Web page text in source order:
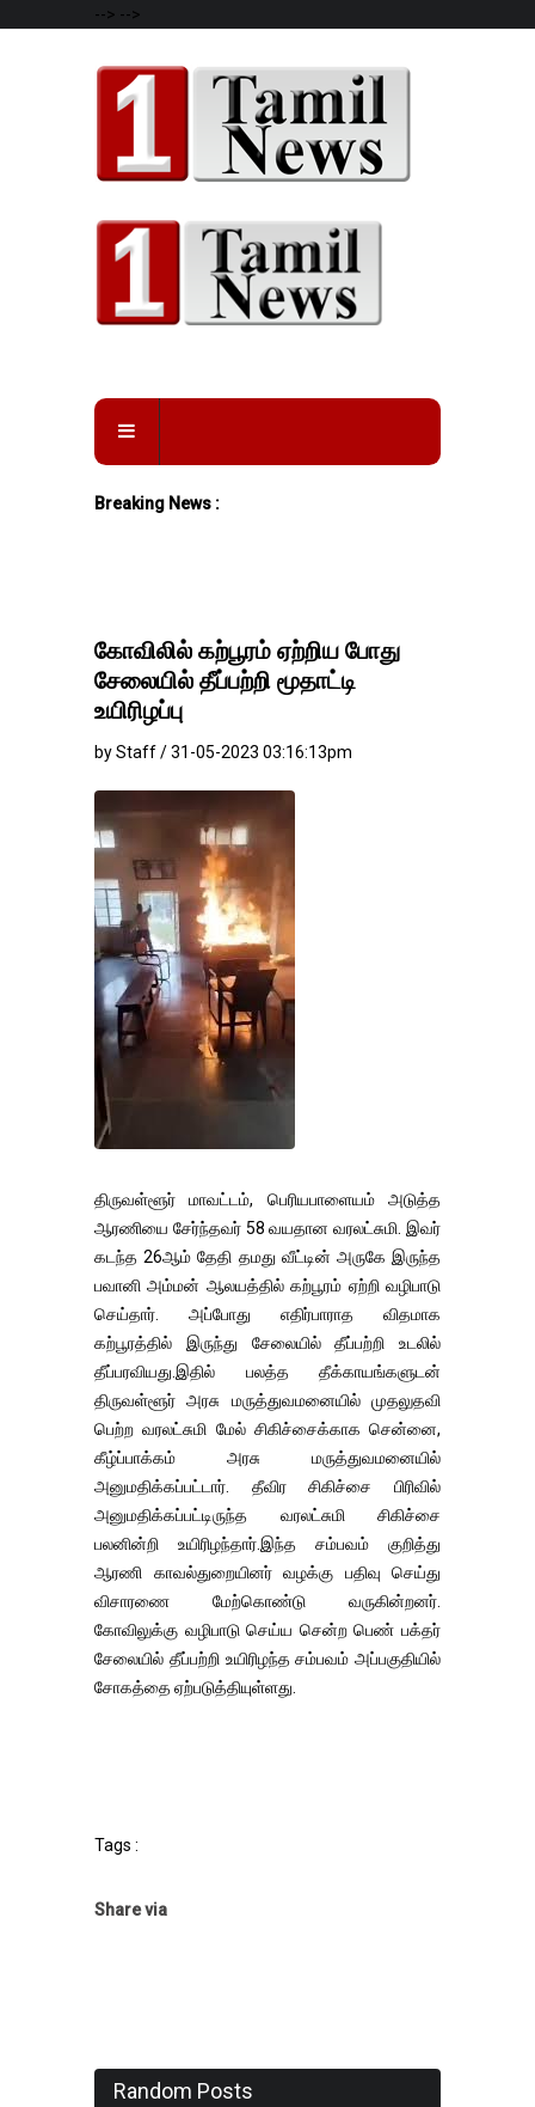
--> -->
Breaking News :
கோவிலில் கற்பூரம் ஏற்றிய போது
சேலையில் தீப்பற்றி மூதாட்டி
உயிரிழப்பு
by Staff / 31-05-2023 03:16:13pm
திருவள்ளூர் மாவட்டம், பெரியபாளையம் அடுத்த
ஆரணியை சேர்ந்தவர் 58 வயதான வரலட்சுமி. இவர்
கடந்த 26ஆம் தேதி தமது வீட்டின் அருகே இருந்த
பவானி அம்மன் ஆலயத்தில் கற்பூரம் ஏற்றி வழிபாடு
செய்தார். அப்போது எதிர்பாராத விதமாக
கற்பூரத்தில் இருந்து சேலையில் தீப்பற்றி உடலில்
தீப்பரவியது.இதில் பலத்த தீக்காயங்களுடன்
திருவள்ளூர் அரசு மருத்துவமனையில் முதலுதவி
பெற்ற வரலட்சுமி மேல் சிகிச்சைக்காக சென்னை,
கீழ்ப்பாக்கம் அரசு மருத்துவமனையில்
அனுமதிக்கப்பட்டார். தீவிர சிகிச்சை பிரிவில்
அனுமதிக்கப்பட்டிருந்த வரலட்சுமி சிகிச்சை
பலனின்றி உயிரிழந்தார்.இந்த சம்பவம் குறித்து
ஆரணி காவல்துறையினர் வழக்கு பதிவு செய்து
விசாரணை மேற்கொண்டு வருகின்றனர்.
கோவிலுக்கு வழிபாடு செய்ய சென்ற பெண் பக்தர்
சேலையில் தீப்பற்றி உயிரிழந்த சம்பவம் அப்பகுதியில்
சோகத்தை ஏற்படுத்தியுள்ளது.
Tags :
Share via
Random Posts